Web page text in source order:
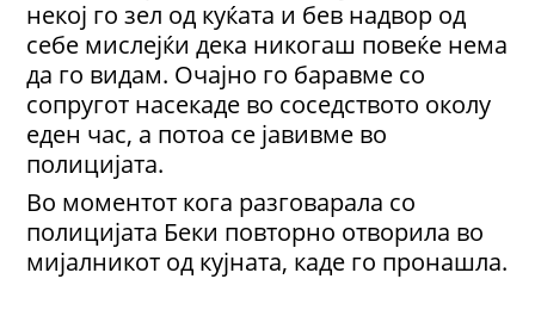
некој го зел од куќата и бев надвор од
себе мислејќи дека никогаш повеќе нема
да го видам. Очајно го баравме со
сопругот насекаде во соседството околу
еден час, а потоа се јавивме во
полицијата.
Во моментот кога разговарала со
полицијата Беки повторно отворила во
мијалникот од кујната, каде го пронашла.